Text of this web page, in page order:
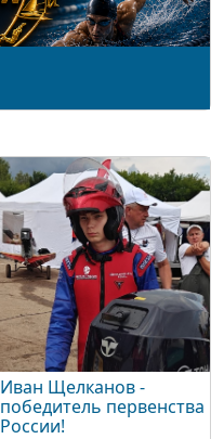
Иван Щелканов -
победитель первенства
России!